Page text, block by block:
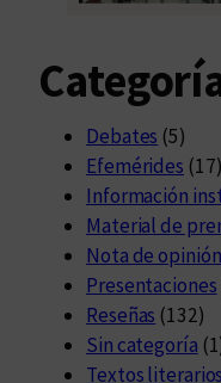
Debates (5)
Efemérides (17)
Información
Material de
Nota de opinión
Presentaciones
Reseñas (132)
Sin categoría
Textos literarios